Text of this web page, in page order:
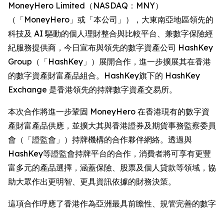
MoneyHero Limited（NASDAQ：MNY）
（「MoneyHero」或「本公司」），大東南亞地區領先的
科技及 AI 驅動的個人理財整合與比較平台、兼數字保險經
紀服務提供商，今日宣布與領先的數字資產公司 HashKey
Group（「HashKey」）展開合作，進一步擴展其在香港
的數字資產財富產品組合。HashKey旗下的 HashKey
Exchange 是香港領先的持牌數字資產交易所。
本次合作將進一步鞏固 MoneyHero 在香港現有的數字資
產財富產品供應，並擴大其與香港證券及期貨事務監察委員
會（「證監會」）持牌機構的合作夥伴網絡。透過與
HashKey等證監會持牌平台的合作，消費者將可享有更豐
富多元的產品選擇，涵蓋保險、股票及個人貸款等領域，協
助大眾作出更明智、更具資訊依據的財務決策。
這項合作呼應了香港作為亞洲最具前瞻性、規管完善的數字